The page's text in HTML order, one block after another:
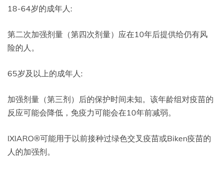
18-64岁的成年人:
第二次加强剂量（第四次剂量）应在10年后提供给仍有风
险的人。
65岁及以上的成年人:
加强剂量（第三剂）后的保护时间未知。该年龄组对疫苗的
反应可能会降低，免疫力可能会在10年前减弱。
IXIARO®可能用于以前接种过绿色交叉疫苗或Biken疫苗的
人的加强剂。